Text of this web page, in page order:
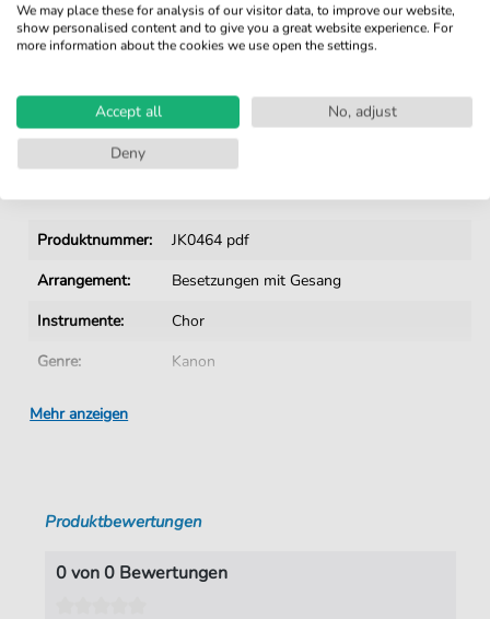
100% Legal & Lizenziert
Von Musikern geprüft
Kein Abo. Fairer Einzelkauf.
Sofortiger Download nach Kauf
Produktnummer:
JK0464 pdf
Arrangement:
Besetzungen mit Gesang
Instrumente:
Chor
Genre:
Kanon
Chor:
Autoren:
Mozart
Seiten:
1
Mehr anzeigen
Produktbewertungen
0 von 0 Bewertungen
We may place these for analysis of our visitor data, to improve our website,
show personalised content and to give you a great website experience. For
more information about the cookies we use open the settings.
Accept all
No, adjust
Deny